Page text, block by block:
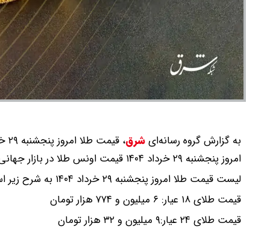
به گزارش گروه رسانه‌ایشرق، قیمت طلا امروز پنجشنبه ۲۹ خرداد ۱۴۰۴ اعلام شد.
امروز پنجشنبه ۲۹ خرداد ۱۴۰۴ قیمت اونس طلا در بازار جهانی ۳ هزار و ۳۸۳ دلار و ۲۰ سنت ارزش گذاری شده است.
لیست قیمت طلا امروز پنجشنبه ۲۹ خرداد ۱۴۰۴ به شرح زیر است:
قیمت طلای ۱۸ عیار: ۶ میلیون و ۷۷۴ هزار تومان
قیمت طلای ۲۴ عیار:۹ میلیون و ۳۲ هزار تومان